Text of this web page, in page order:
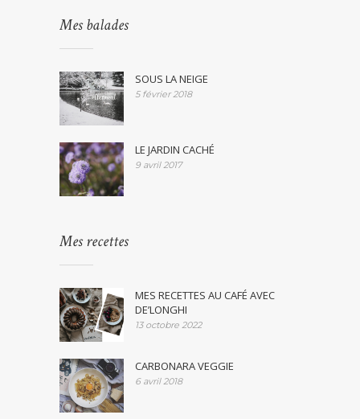
Mes balades
SOUS LA NEIGE
5 février 2018
LE JARDIN CACHÉ
9 avril 2017
Mes recettes
MES RECETTES AU CAFÉ AVEC
DE’LONGHI
13 octobre 2022
CARBONARA VEGGIE
6 avril 2018